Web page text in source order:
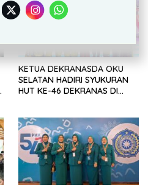
KETUA DEKRANASDA OKU
SELATAN HADIRI SYUKURAN
HUT KE-46 DEKRANAS DI